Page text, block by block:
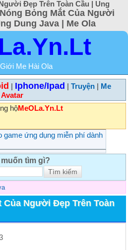
Đẹp Trên Toàn Cầu | Ung
Bỏng Mắt Của Người
Dung Java | Me Ola
Me Hài Ola
Iphone/Ipad Truyện
Me
Avatar
hộMeOLa.Yn.Lt
game ứng dụng miễn phí dành
muốn tìm gì?
Của Người Đẹp Trên Toàn